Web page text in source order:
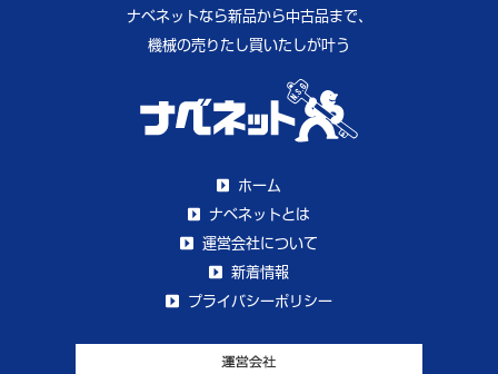
ナベネットなら新品から中古品まで、
機械の売りたし買いたしが叶う
ホーム
ナベネットとは
運営会社について
新着情報
プライバシーポリシー